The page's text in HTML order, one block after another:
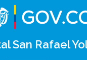
San Rafael